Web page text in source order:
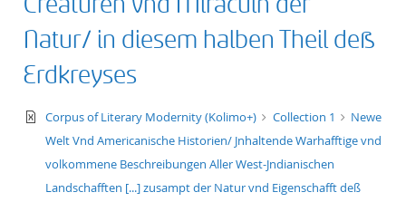
20
Natur/ in diesem halben Theil deß
Erdkreyses
text/xml
Corpus of Literary Modernity (Kolimo+) Collection 1
Newe
Welt Vnd Americanische Historien/ Jnhaltende Warhafftige vnd
volkommene Beschreibungen Aller West-Jndianischen
Landschafften [...] zusampt der Natur vnd Eigenschafft deß